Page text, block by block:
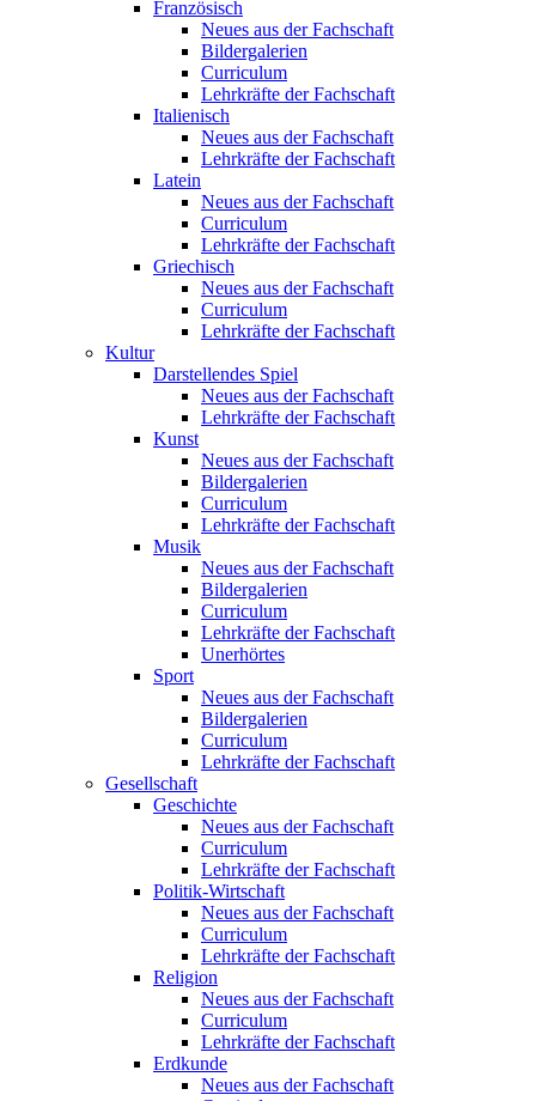
Französisch
Neues aus der Fachschaft
Bildergalerien
Curriculum
Lehrkräfte der Fachschaft
Italienisch
Neues aus der Fachschaft
Lehrkräfte der Fachschaft
Latein
Neues aus der Fachschaft
Curriculum
Lehrkräfte der Fachschaft
Griechisch
Neues aus der Fachschaft
Curriculum
Lehrkräfte der Fachschaft
Kultur
Darstellendes Spiel
Neues aus der Fachschaft
Lehrkräfte der Fachschaft
Kunst
Neues aus der Fachschaft
Bildergalerien
Curriculum
Lehrkräfte der Fachschaft
Musik
Neues aus der Fachschaft
Bildergalerien
Curriculum
Lehrkräfte der Fachschaft
Unerhörtes
Sport
Neues aus der Fachschaft
Bildergalerien
Curriculum
Lehrkräfte der Fachschaft
Gesellschaft
Geschichte
Neues aus der Fachschaft
Curriculum
Lehrkräfte der Fachschaft
Politik-Wirtschaft
Neues aus der Fachschaft
Curriculum
Lehrkräfte der Fachschaft
Religion
Neues aus der Fachschaft
Curriculum
Lehrkräfte der Fachschaft
Erdkunde
Neues aus der Fachschaft